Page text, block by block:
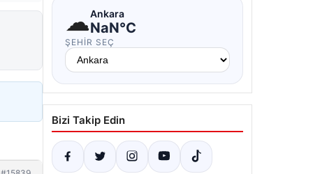
☁Ankara
NaN°C
ŞEHIR SEÇ
Bizi Takip Edin